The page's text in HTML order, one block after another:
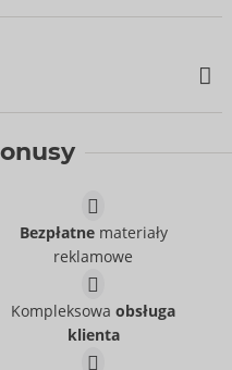
Charging
05338900000
Cena sugerowana:
Tester Beauty
07544040000
Cena sugerowana:
Tester LAYA III
Bezpłatnemateriały
reklamowe
Kompleksowaobsługa
klienta